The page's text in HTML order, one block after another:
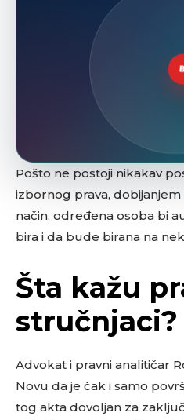
Pošto ne postoji nikakav
izbornog prava, dobijanjem
način, određena osoba bi
bira i da bude birana na
Šta kažu
stručnjaci?
Advokat i pravni analitičar
Novu da je čak i samo
tog akta dovoljan za